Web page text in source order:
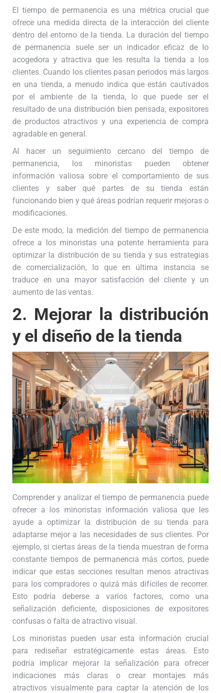
El tiempo de permanencia es una métrica crucial que
ofrece una medida directa de la interacción del cliente
dentro del entorno de la tienda. La duración del tiempo
de permanencia suele ser un indicador eficaz de lo
acogedora y atractiva que les resulta la tienda a los
clientes. Cuando los clientes pasan periodos más largos
en una tienda, a menudo indica que están cautivados
por el ambiente de la tienda, lo que puede ser el
resultado de una distribución bien pensada, expositores
de productos atractivos y una experiencia de compra
agradable en general.
Al hacer un seguimiento cercano del tiempo de
permanencia, los minoristas pueden obtener
información valiosa sobre el comportamiento de sus
clientes y saber qué partes de su tienda están
funcionando bien y qué áreas podrían requerir mejoras o
modificaciones.
De este modo, la medición del tiempo de permanencia
ofrece a los minoristas una potente herramienta para
optimizar la distribución de su tienda y sus estrategias
de comercialización, lo que en última instancia se
traduce en una mayor satisfacción del cliente y un
aumento de las ventas.
2. Mejorar la distribución
y el diseño de la tienda
Comprender y analizar el tiempo de permanencia puede
ofrecer a los minoristas información valiosa que les
ayude a optimizar la distribución de su tienda para
adaptarse mejor a las necesidades de sus clientes. Por
ejemplo, si ciertas áreas de la tienda muestran de forma
constante tiempos de permanencia más cortos, puede
indicar que estas secciones resultan menos atractivas
para los compradores o quizá más difíciles de recorrer.
Esto podría deberse a varios factores, como una
señalización deficiente, disposiciones de expositores
confusas o falta de atractivo visual.
Los minoristas pueden usar esta información crucial
para rediseñar estratégicamente estas áreas. Esto
podría implicar mejorar la señalización para ofrecer
indicaciones más claras o crear montajes más
atractivos visualmente para captar la atención de los